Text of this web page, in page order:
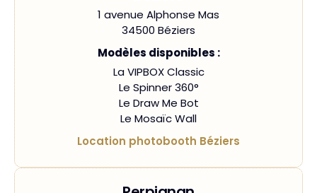
1 avenue Alphonse Mas
34500 Béziers
Modèles disponibles :
La VIPBOX Classic
Le Spinner 360°
Le Draw Me Bot
Le Mosaïc Wall
Location photobooth Béziers